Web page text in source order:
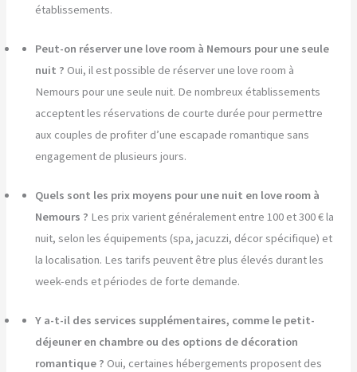
établissements.
Peut-on réserver une love room à Nemours pour une seule
nuit ? Oui, il est possible de réserver une love room à
Nemours pour une seule nuit. De nombreux établissements
acceptent les réservations de courte durée pour permettre
aux couples de profiter d’une escapade romantique sans
engagement de plusieurs jours.
Quels sont les prix moyens pour une nuit en love room à
Nemours ? Les prix varient généralement entre 100 et 300 € la
nuit, selon les équipements (spa, jacuzzi, décor spécifique) et
la localisation. Les tarifs peuvent être plus élevés durant les
week-ends et périodes de forte demande.
Y a-t-il des services supplémentaires, comme le petit-
déjeuner en chambre ou des options de décoration
romantique ? Oui, certaines hébergements proposent des